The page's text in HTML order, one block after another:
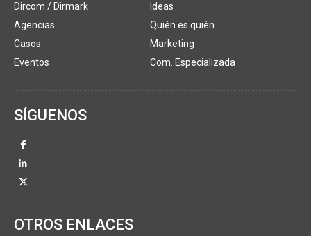
Dircom / Dirmark
Agencias
Casos
Eventos
Ideas
Quién es quién
Marketing
Com. Especializada
SÍGUENOS
OTROS ENLACES